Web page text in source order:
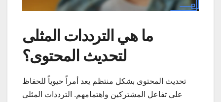
ما هي الترددات المثلى
لتحديث المحتوى؟
تحديث المحتوى بشكل منتظم يعد أمراً حيوياً للحفاظ
على تفاعل المشتركين واهتمامهم. الترددات المثلى